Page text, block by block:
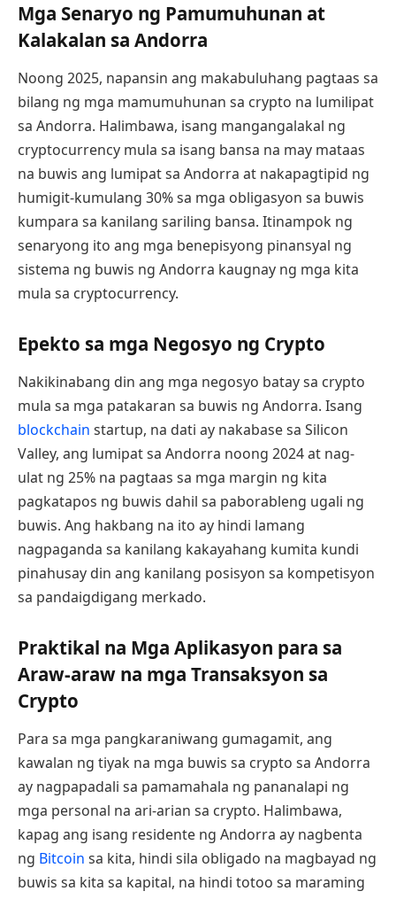
Mga Senaryo ng Pamumuhunan at
Kalakalan sa Andorra
Noong 2025, napansin ang makabuluhang pagtaas sa
bilang ng mga mamumuhunan sa crypto na lumilipat
sa Andorra. Halimbawa, isang mangangalakal ng
cryptocurrency mula sa isang bansa na may mataas
na buwis ang lumipat sa Andorra at nakapagtipid ng
humigit-kumulang 30% sa mga obligasyon sa buwis
kumpara sa kanilang sariling bansa. Itinampok ng
senaryong ito ang mga benepisyong pinansyal ng
sistema ng buwis ng Andorra kaugnay ng mga kita
mula sa cryptocurrency.
Epekto sa mga Negosyo ng Crypto
Nakikinabang din ang mga negosyo batay sa crypto
mula sa mga patakaran sa buwis ng Andorra. Isang
blockchain startup, na dati ay nakabase sa Silicon
Valley, ang lumipat sa Andorra noong 2024 at nag-
ulat ng 25% na pagtaas sa mga margin ng kita
pagkatapos ng buwis dahil sa paborableng ugali ng
buwis. Ang hakbang na ito ay hindi lamang
nagpaganda sa kanilang kakayahang kumita kundi
pinahusay din ang kanilang posisyon sa kompetisyon
sa pandaigdigang merkado.
Praktikal na Mga Aplikasyon para sa
Araw-araw na mga Transaksyon sa
Crypto
Para sa mga pangkaraniwang gumagamit, ang
kawalan ng tiyak na mga buwis sa crypto sa Andorra
ay nagpapadali sa pamamahala ng pananalapi ng
mga personal na ari-arian sa crypto. Halimbawa,
kapag ang isang residente ng Andorra ay nagbenta
ng Bitcoin sa kita, hindi sila obligado na magbayad ng
buwis sa kita sa kapital, na hindi totoo sa maraming